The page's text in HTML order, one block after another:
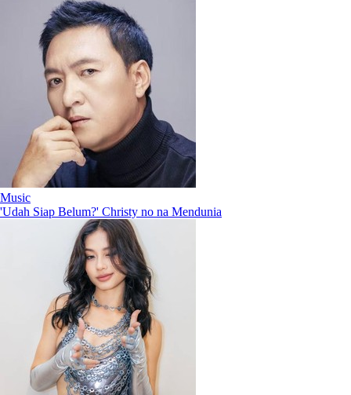
Music
'Udah Siap Belum?' Christy no na Mendunia